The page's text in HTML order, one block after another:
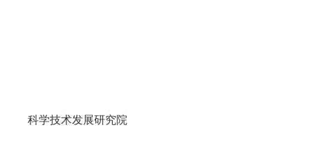
科学技术发展研究院